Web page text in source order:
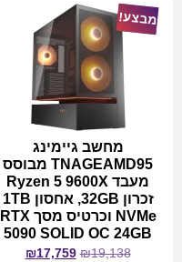
מבצע!
מחשב גיימינג
TNAGEAMD95 מבוסס
מעבד Ryzen 5 9600X
זכרון 32GB, אחסון 1TB
NVMe וכרטיס מסך RTX
5090 SOLID OC 24GB
₪19,138
₪17,759